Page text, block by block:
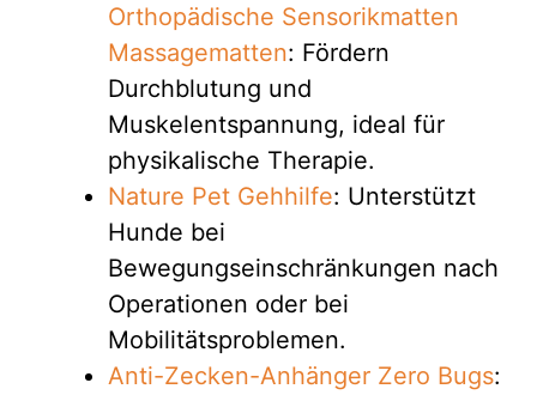
Orthopädische Sensorikmatten
Massagematten: Fördern
Durchblutung und
Muskelentspannung, ideal für
physikalische Therapie.
Nature Pet Gehhilfe: Unterstützt
Hunde bei
Bewegungseinschränkungen nach
Operationen oder bei
Mobilitätsproblemen.
Anti-Zecken-Anhänger Zero Bugs: